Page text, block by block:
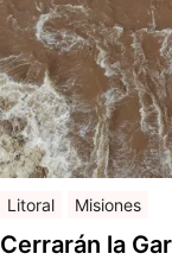
Litoral Misiones
Cerrarán la